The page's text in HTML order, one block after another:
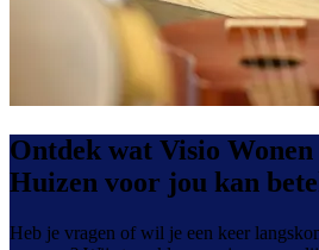
Ontdek wat Visio
Huizen voor jou kan
Heb je vragen of wil je een keer